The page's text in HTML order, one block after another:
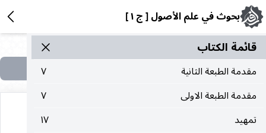
بحوث في علم الأصول [ ج ١ ]
قائمة الکتاب
مقدمة الطبعة الثانية
٧
مقدمة الطبعة الاولى
٧
تمهيد
١٧